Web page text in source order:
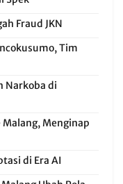
Fraud JKN
Tim
Narkoba di
Menginap
di Era AI